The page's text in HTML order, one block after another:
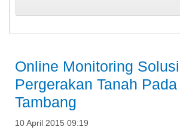
Online Monitoring
Pergerakan Tanah
Tambang
10 April 2015 09:19